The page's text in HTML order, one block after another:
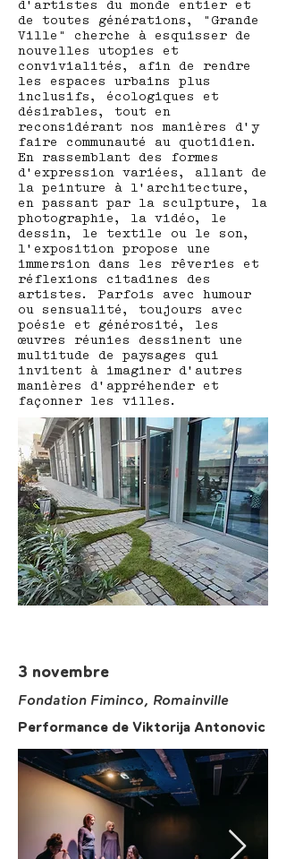
d’artistes du monde entier et
de toutes générations, "Grande
Ville" cherche à esquisser de
nouvelles utopies et
convivialités, afin de rendre
les espaces urbains plus
inclusifs, écologiques et
désirables, tout en
reconsidérant nos manières d’y
faire communauté au quotidien.
En rassemblant des formes
d’expression variées, allant de
la peinture à l’architecture,
en passant par la sculpture, la
photographie, la vidéo, le
dessin, le textile ou le son,
l’exposition propose une
immersion dans les rêveries et
réflexions citadines des
artistes. Parfois avec humour
ou sensualité, toujours avec
poésie et générosité, les
œuvres réunies dessinent une
multitude de paysages qui
invitent à imaginer d’autres
manières d’appréhender et
façonner les villes.
3 novembre
Fondation Fiminco, Romainville
Performance de Viktorija Antonovic